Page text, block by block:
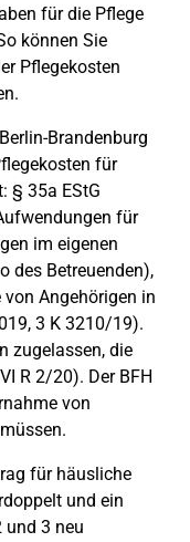
für die Pflege
können Sie
Pflegekosten
Brandenburg
für
§ 35a EStG
für
im eigenen
des Betreuenden),
Angehörigen in
3 K 3210/19).
zugelassen, die
R 2/20). Der BFH
von
für häusliche
und ein
und 3 neu